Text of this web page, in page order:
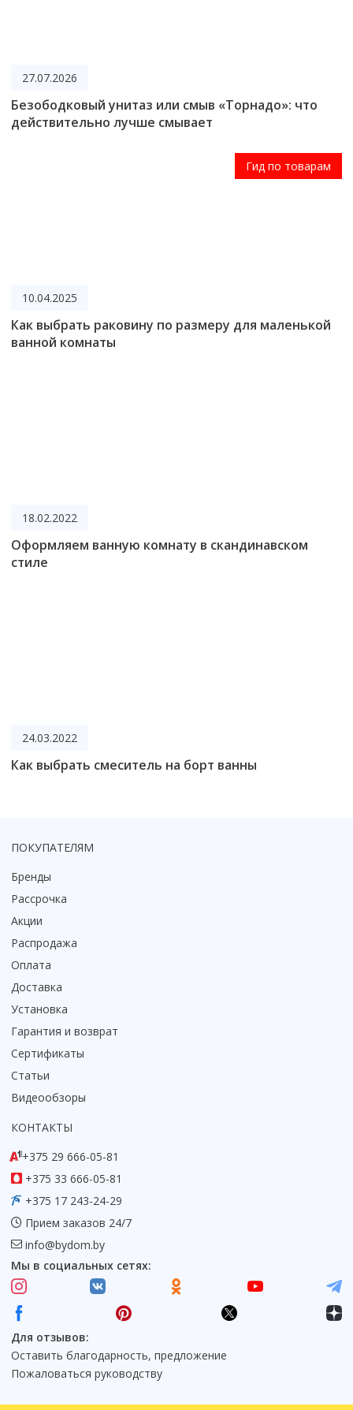
27.07.2026
Безободковый унитаз или смыв «Торнадо»: что
действительно лучше смывает
Гид по товарам
10.04.2025
Как выбрать раковину по размеру для маленькой
ванной комнаты
18.02.2022
Оформляем ванную комнату в скандинавском
стиле
24.03.2022
Как выбрать смеситель на борт ванны
ПОКУПАТЕЛЯМ
Бренды
Рассрочка
Акции
Распродажа
Оплата
Доставка
Установка
Гарантия и возврат
Сертификаты
Статьи
Видеообзоры
КОНТАКТЫ
+375 29 666-05-81
+375 33 666-05-81
+375 17 243-24-29
Прием заказов 24/7
info@bydom.by
Мы в социальных сетях:
Для отзывов:
Оставить благодарность, предложение
Пожаловаться руководству